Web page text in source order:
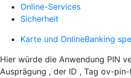
Online-Services
Sicherheit
Karte und OnlineBanking
Hier würde die Anwendung PIN
Ausprägung , der ID , Tag ov-